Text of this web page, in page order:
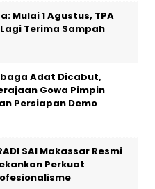
Mulai 1 Agustus, TPA
Terima Sampah
Adat Dicabut,
Gowa Pimpin
Persiapan Demo
SAI Makassar Resmi
Perkuat